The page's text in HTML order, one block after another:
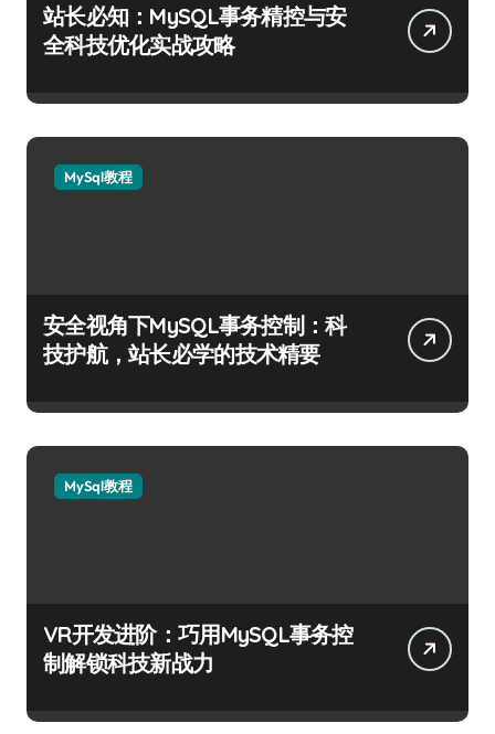
站长必知：MySQL事务精控与安
全科技优化实战攻略
MySql教程
安全视角下MySQL事务控制：科
技护航，站长必学的技术精要
MySql教程
VR开发进阶：巧用MySQL事务控
制解锁科技新战力